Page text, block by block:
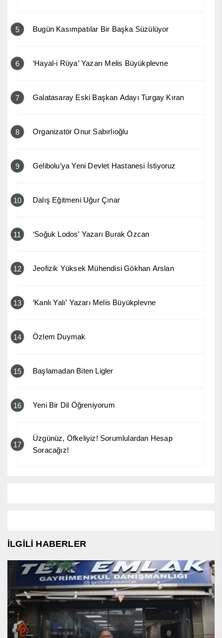
5 Bugün Kasımpatılar Bir Başka Süzülüyor
6 ‘Hayal-i Rüya’ Yazarı Melis Büyükplevne
7 Galatasaray Eski Başkan Adayı Turgay Kıran
8 Organizatör Onur Sabırlıoğlu
9 Gelibolu’ya Yeni Devlet Hastanesi İstiyoruz
10 Dalış Eğitmeni Uğur Çınar
11 ‘Soğuk Lodos’ Yazarı Burak Özcan
12 Jeofizik Yüksek Mühendisi Gökhan Arslan
13 ‘Kanlı Yalı’ Yazarı Melis Büyükplevne
14 Özlem Duymak
15 Başlamadan Biten Ligler
16 Yeni Bir Dil Öğreniyorum
17
Üzgünüz, Öfkeliyiz! Sorumlulardan Hesap
Soracağız!
İLGİLİ HABERLER